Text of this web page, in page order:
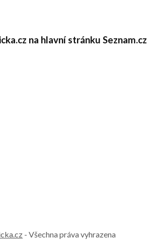
na hlavní stránku Seznam.cz
- Všechna práva vyhrazena